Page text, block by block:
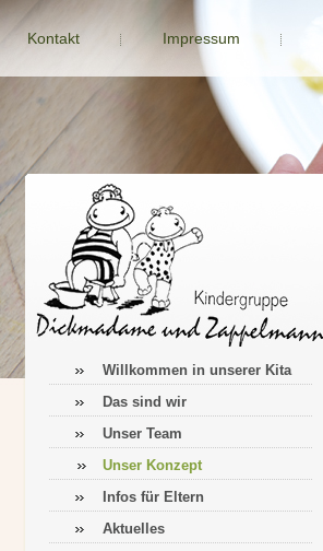
Kontakt Impressum
Willkommen in unserer Kita
Das sind wir
Unser Team
Unser Konzept
Infos für Eltern
Aktuelles